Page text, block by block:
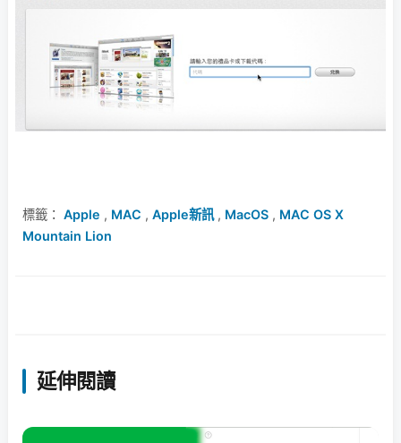
標籤： Apple , MAC , Apple新訊, MacOS , MAC OS X
Mountain Lion
延伸閱讀